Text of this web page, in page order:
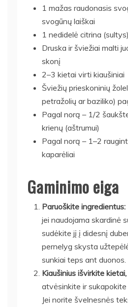
1 mažas raudonasis
svogūnų laiškai
1 nedidelė citrina (sultys)
Druska ir šviežiai malti
skonį
2–3 kietai virti kiaušiniai
Šviežių prieskoninių
petražolių ar baziliko)
Pagal norą – 1/2
krienų (aštrumui)
Pagal norą – 1–2
kaparėliai
Gaminimo eiga
Paruoškite ingredientus:
jei naudojama skardinė
sudėkite jį į didesnį
pernelyg skysta
sunkiai teps ant duonos.
Kiaušinius išvirkite kietai,
atvėsinkite ir sukapokite
Jei norite švelnesnės